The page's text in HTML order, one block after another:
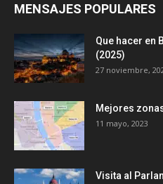
MENSAJES POPULARES
Que hacer en
(2025)
27 noviembre,
Mejores
11 mayo, 2023
Visita al